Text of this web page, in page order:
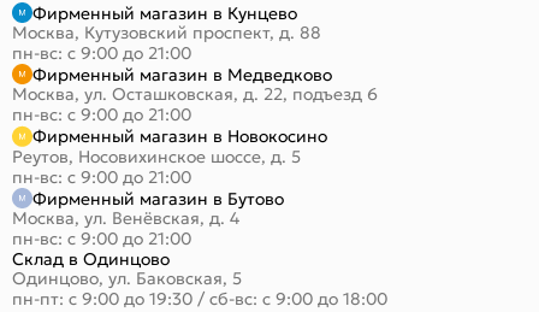
Фирменный магазин в Кунцево
Москва, Кутузовский проспект, д. 88
пн-вс: с 9:00 до 21:00
Фирменный магазин в Медведково
Москва, ул. Осташковская, д. 22, подъезд 6
пн-вс: с 9:00 до 21:00
Фирменный магазин в Новокосино
Реутов, Носовихинское шоссе, д. 5
пн-вс: с 9:00 до 21:00
Фирменный магазин в Бутово
Москва, ул. Венёвская, д. 4
пн-вс: с 9:00 до 21:00
Склад в Одинцово
Одинцово, ул. Баковская, 5
пн-пт: с 9:00 до 19:30 / сб-вс: с 9:00 до 18:00